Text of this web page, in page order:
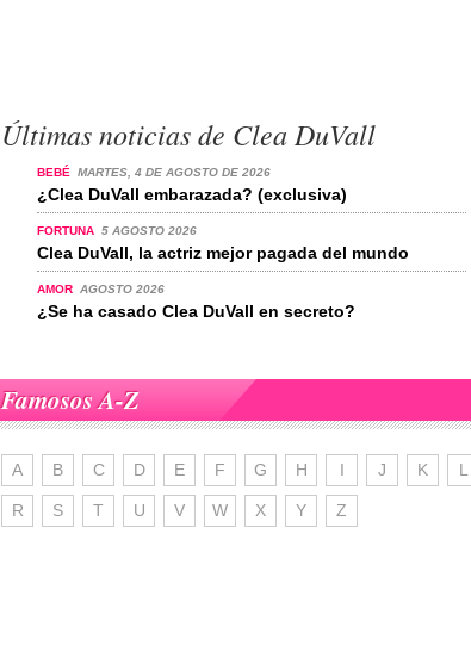
Últimas noticias de Clea DuVall
BEBÉ MARTES, 4 DE AGOSTO DE 2026
¿Clea DuVall embarazada? (exclusiva)
FORTUNA 5 AGOSTO 2026
Clea DuVall, la actriz mejor pagada del mundo
AMOR AGOSTO 2026
¿Se ha casado Clea DuVall en secreto?
Famosos A-Z
A B C D E F G H I J K L
R S T U V W X Y Z